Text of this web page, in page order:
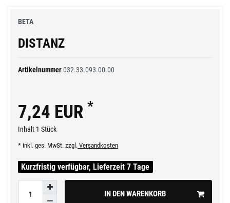
BETA
DISTANZ
Artikelnummer032.33.093.00.00
7,24 EUR *
Inhalt 1 Stück
* inkl. ges. MwSt. zzgl. Versandkosten
Kurzfristig verfügbar, Lieferzeit 7 Tage
IN DEN WARENKORB